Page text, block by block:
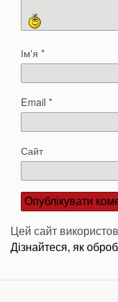
Ім'я *
Email*
Сайт
Цей сайт
Дізнайтеся, як